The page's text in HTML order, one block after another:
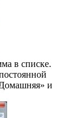
в списке.
и